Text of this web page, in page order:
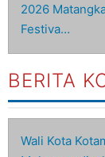
2026
Festiva…
BERITA
Wali Kota